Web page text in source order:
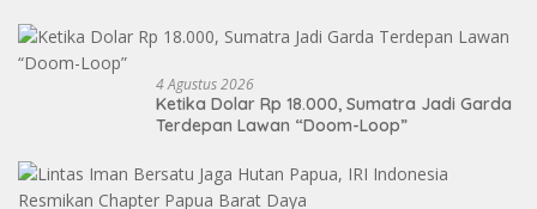
4 Agustus 2026
Ketika Dolar Rp 18.000, Sumatra Jadi Garda
Terdepan Lawan “Doom-Loop”